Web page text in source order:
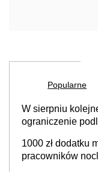
Popularne
W sierpniu
ograniczenie
cały kraj
1000 zł dodatku
pracowników